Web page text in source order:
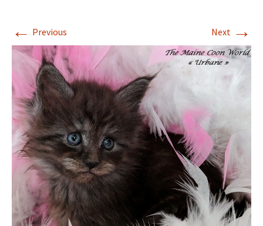
← Previous Next →